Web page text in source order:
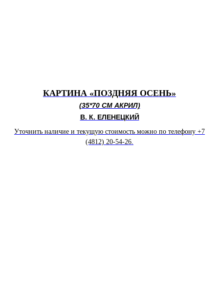
КАРТИНА «ПОЗДНЯЯ ОСЕНЬ»
(35*70 СМ АКРИЛ)
В. К. ЕЛЕНЕЦКИЙ
Уточнить наличие и текущую стоимость можно по телефону +7
(4812) 20-54-26.